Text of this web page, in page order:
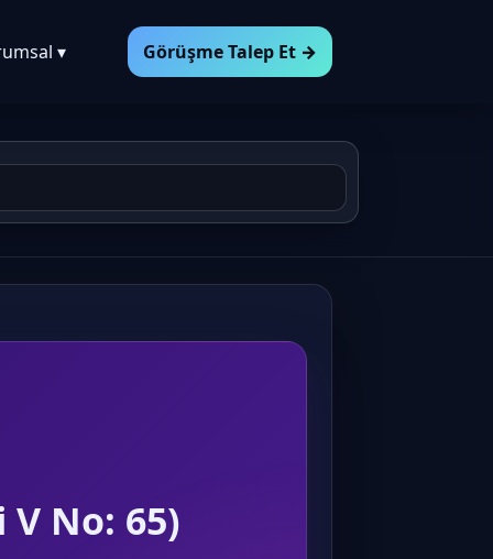
▾ Görüşme Talep Et →
V No: 65)